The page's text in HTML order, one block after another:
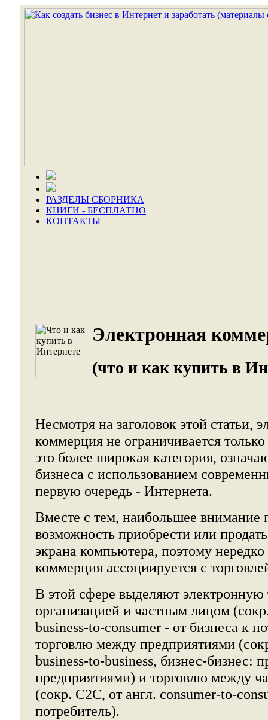
РАЗДЕЛЫ СБОРНИКА
КНИГИ - БЕСПЛАТНО
КОНТАКТЫ
Электронная
(что и как купить в
Несмотря на заголовок этой статьи,
коммерция не ограничивается
это более широкая категория,
бизнеса с использованием
первую очередь - Интернета.
Вместе с тем, наибольшее внимание
возможность приобрести или
экрана компьютера, поэтому нередко
коммерция ассоциируется с
В этой сфере выделяют
организацией и частным лицом
business-to-consumer - от бизнеса к
торговлю между предприятиями
business-to-business, бизнес-бизнес:
предприятиями) и торговлю между
(сокр. C2C, от англ. consumer-to-
потребитель).